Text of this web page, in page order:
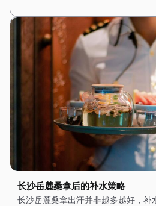
长沙岳麓桑拿后的补水策略
长沙岳麓桑拿出汗并非越多越好，补